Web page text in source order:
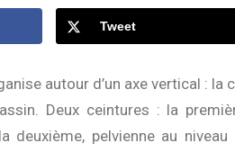
Tweet
autour d’un axe vertical :
Deux ceintures : la
deuxième, pelvienne au